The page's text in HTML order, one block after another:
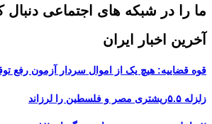
ما را در شبکه های اجتماعی دنبال
آخرین اخبار ایران
قوه قضاییه: هیچ یک از اموال سردار آزمون رفع
زلزله ۵.۵ریشتری مصر و فلسطین را لرزاند